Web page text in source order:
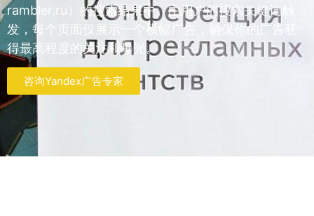
rambler.ru）的搜索结果中。由用户的搜索关键词触
发，每个页面仅展示一个横幅广告，确保你的广告获
得最高程度的关注和曝光。
咨询Yandex广告专家